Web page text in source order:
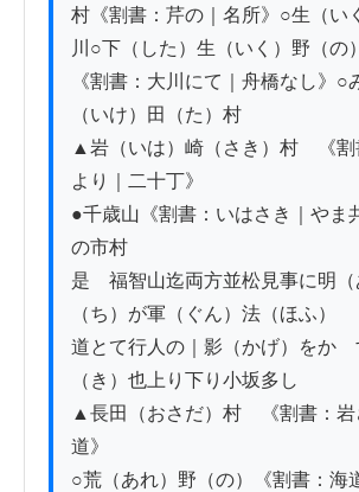
村《割書：芹の｜名所》○生（い
川○下（した）生（いく）野（の）
《割書：大川にて｜舟橋なし》○
（いけ）田（た）村
▲岩（いは）崎（さき）村　《
より｜二十丁》
●千歳山《割書：いはさき｜やま
の市村
是ゟ福智山迄両方並松見事に明
（ち）が軍（ぐん）法（ほふ）
道とて行人の｜影（かげ）をか
（き）也上り下り小坂多し
▲長田（おさだ）村　《割書：
道》
○荒（あれ）野（の）《割書：海